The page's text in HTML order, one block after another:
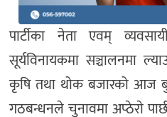
पार्टीका नेता एवम्
सूर्यविनायकमा सञ्चालनमा
कृषि तथा थोक बजारको आज
गठबन्धनले चुनावमा अप्ठेराे